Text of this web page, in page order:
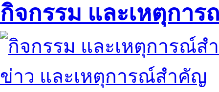
กิจกรรม และเหตุกา
ข่าว และเหตุการณ์สำคัญ